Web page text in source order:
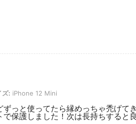
12 Mini
ズ: iPhone 12 Mini
ずっと使ってたら縁めっちゃ禿げて
保護しました！次は長持ちすると